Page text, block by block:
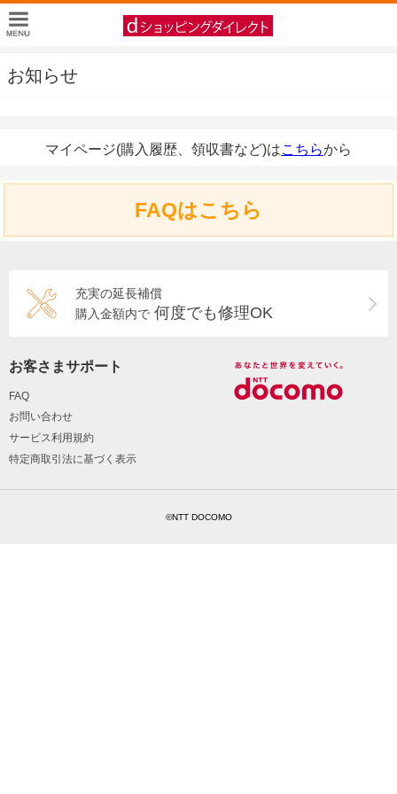
お知らせ
マイページ(購入履歴、領収書など)はこちらから
FAQはこちら
充実の延長補償
購入金額内で 何度でも修理OK
お客さまサポート
FAQ
お問い合わせ
サービス利用規約
特定商取引法に基づく表示
©NTT DOCOMO